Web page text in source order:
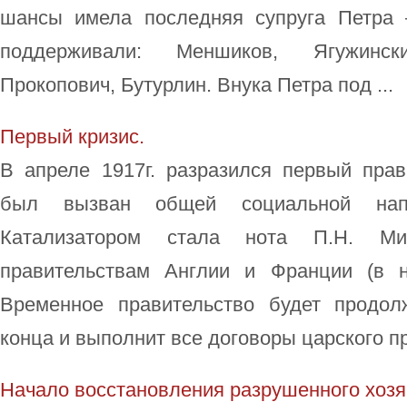
шансы имела последняя супруга Петра
поддерживали: Меншиков,
Прокопович, Бутурлин. Внука Петра под ...
Первый кризис.
В апреле 1917г. разразился первый
был вызван общей социальной
Катализатором стала нота П.Н.
правительствам Англии и Франции (в
Временное правительство будет
конца и выполнит все договоры царского
Начало восстановления разрушенного